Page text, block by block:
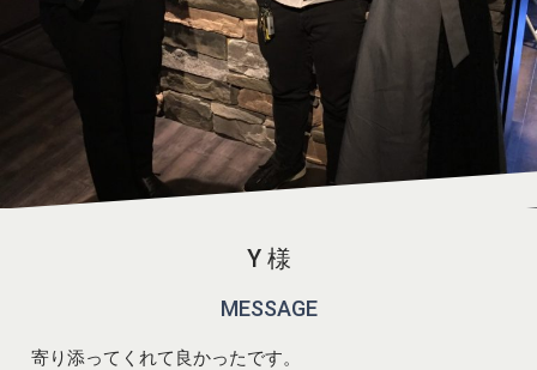
Y 様
MESSAGE
寄り添ってくれて良かったです。